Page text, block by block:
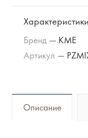
Характеристики
Бренд — KME
Артикул —
Описание